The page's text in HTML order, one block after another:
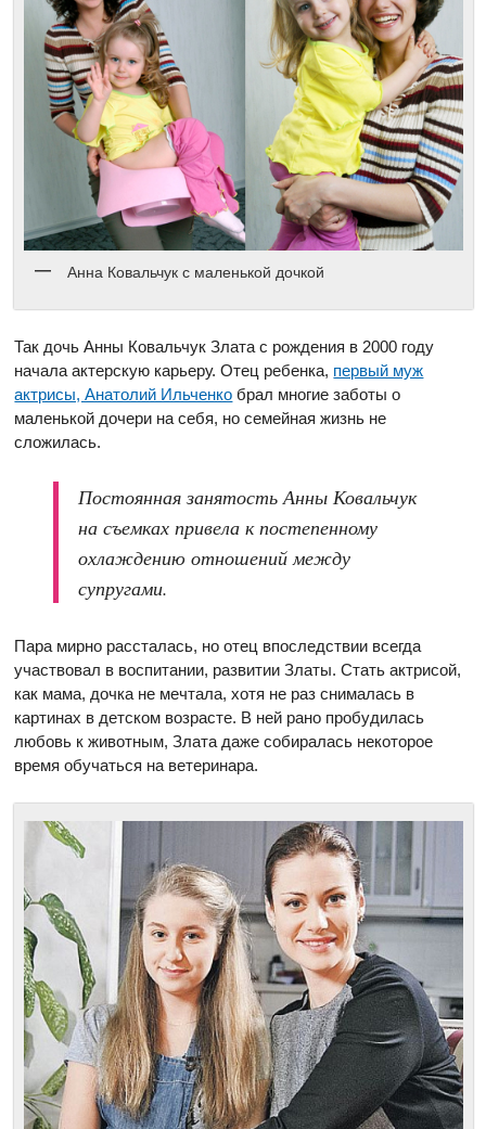
Анна Ковальчук с маленькой дочкой
Так дочь Анны Ковальчук Злата с рождения в 2000 году
начала актерскую карьеру. Отец ребенка, первый муж
актрисы, Анатолий Ильченко брал многие заботы о
маленькой дочери на себя, но семейная жизнь не
сложилась.
Постоянная занятость Анны Ковальчук
на съемках привела к постепенному
охлаждению отношений между
супругами.
Пара мирно рассталась, но отец впоследствии всегда
участвовал в воспитании, развитии Златы. Стать актрисой,
как мама, дочка не мечтала, хотя не раз снималась в
картинах в детском возрасте. В ней рано пробудилась
любовь к животным, Злата даже собиралась некоторое
время обучаться на ветеринара.